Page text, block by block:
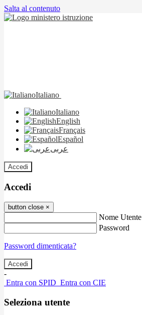
Salta al contenuto
Italiano
Italiano
English
Français
Español
عربى
Accedi
Accedi
button close ×
Nome Utente
Password
Password dimenticata?
-
Entra con SPID Entra con CIE
Seleziona utente